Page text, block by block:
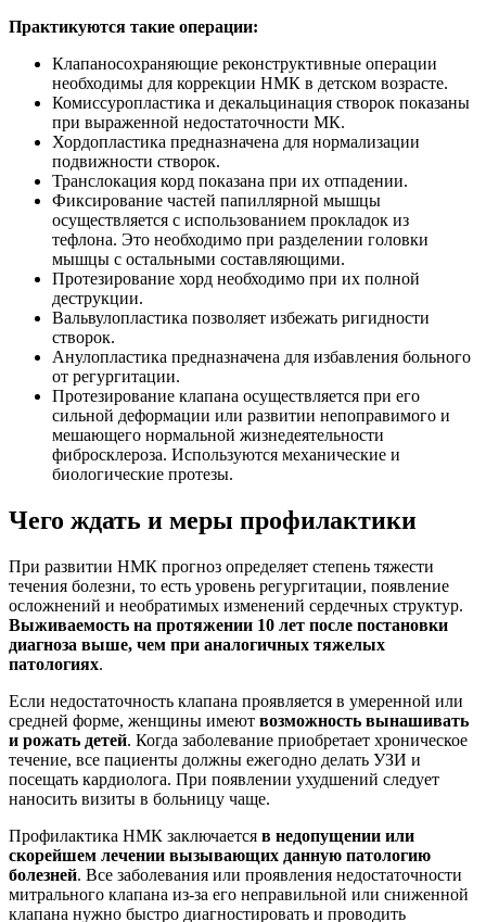
Практикуются такие операции:
Клапаносохраняющие реконструктивные операции
необходимы для коррекции НМК в детском возрасте.
Комиссуропластика и декальцинация створок показаны
при выраженной недостаточности МК.
Хордопластика предназначена для нормализации
подвижности створок.
Транслокация корд показана при их отпадении.
Фиксирование частей папиллярной мышцы
осуществляется с использованием прокладок из
тефлона. Это необходимо при разделении головки
мышцы с остальными составляющими.
Протезирование хорд необходимо при их полной
деструкции.
Вальвулопластика позволяет избежать ригидности
створок.
Анулопластика предназначена для избавления больного
от регургитации.
Протезирование клапана осуществляется при его
сильной деформации или развитии непоправимого и
мешающего нормальной жизнедеятельности
фибросклероза. Используются механические и
биологические протезы.
Чего ждать и меры профилактики
При развитии НМК прогноз определяет степень тяжести
течения болезни, то есть уровень регургитации, появление
осложнений и необратимых изменений сердечных структур.
Выживаемость на протяжении 10 лет после постановки
диагноза выше, чем при аналогичных тяжелых
патологиях.
Если недостаточность клапана проявляется в умеренной или
средней форме, женщины имеют возможность вынашивать
и рожать детей. Когда заболевание приобретает хроническое
течение, все пациенты должны ежегодно делать УЗИ и
посещать кардиолога. При появлении ухудшений следует
наносить визиты в больницу чаще.
Профилактика НМК заключается в недопущении или
скорейшем лечении вызывающих данную патологию
болезней. Все заболевания или проявления недостаточности
митрального клапана из-за его неправильной или сниженной
клапана нужно быстро диагностировать и проводить